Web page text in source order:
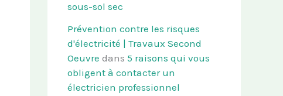
sous-sol sec
Prévention contre les risques
d'électricité | Travaux Second
Oeuvre dans 5 raisons qui vous
obligent à contacter un
électricien professionnel